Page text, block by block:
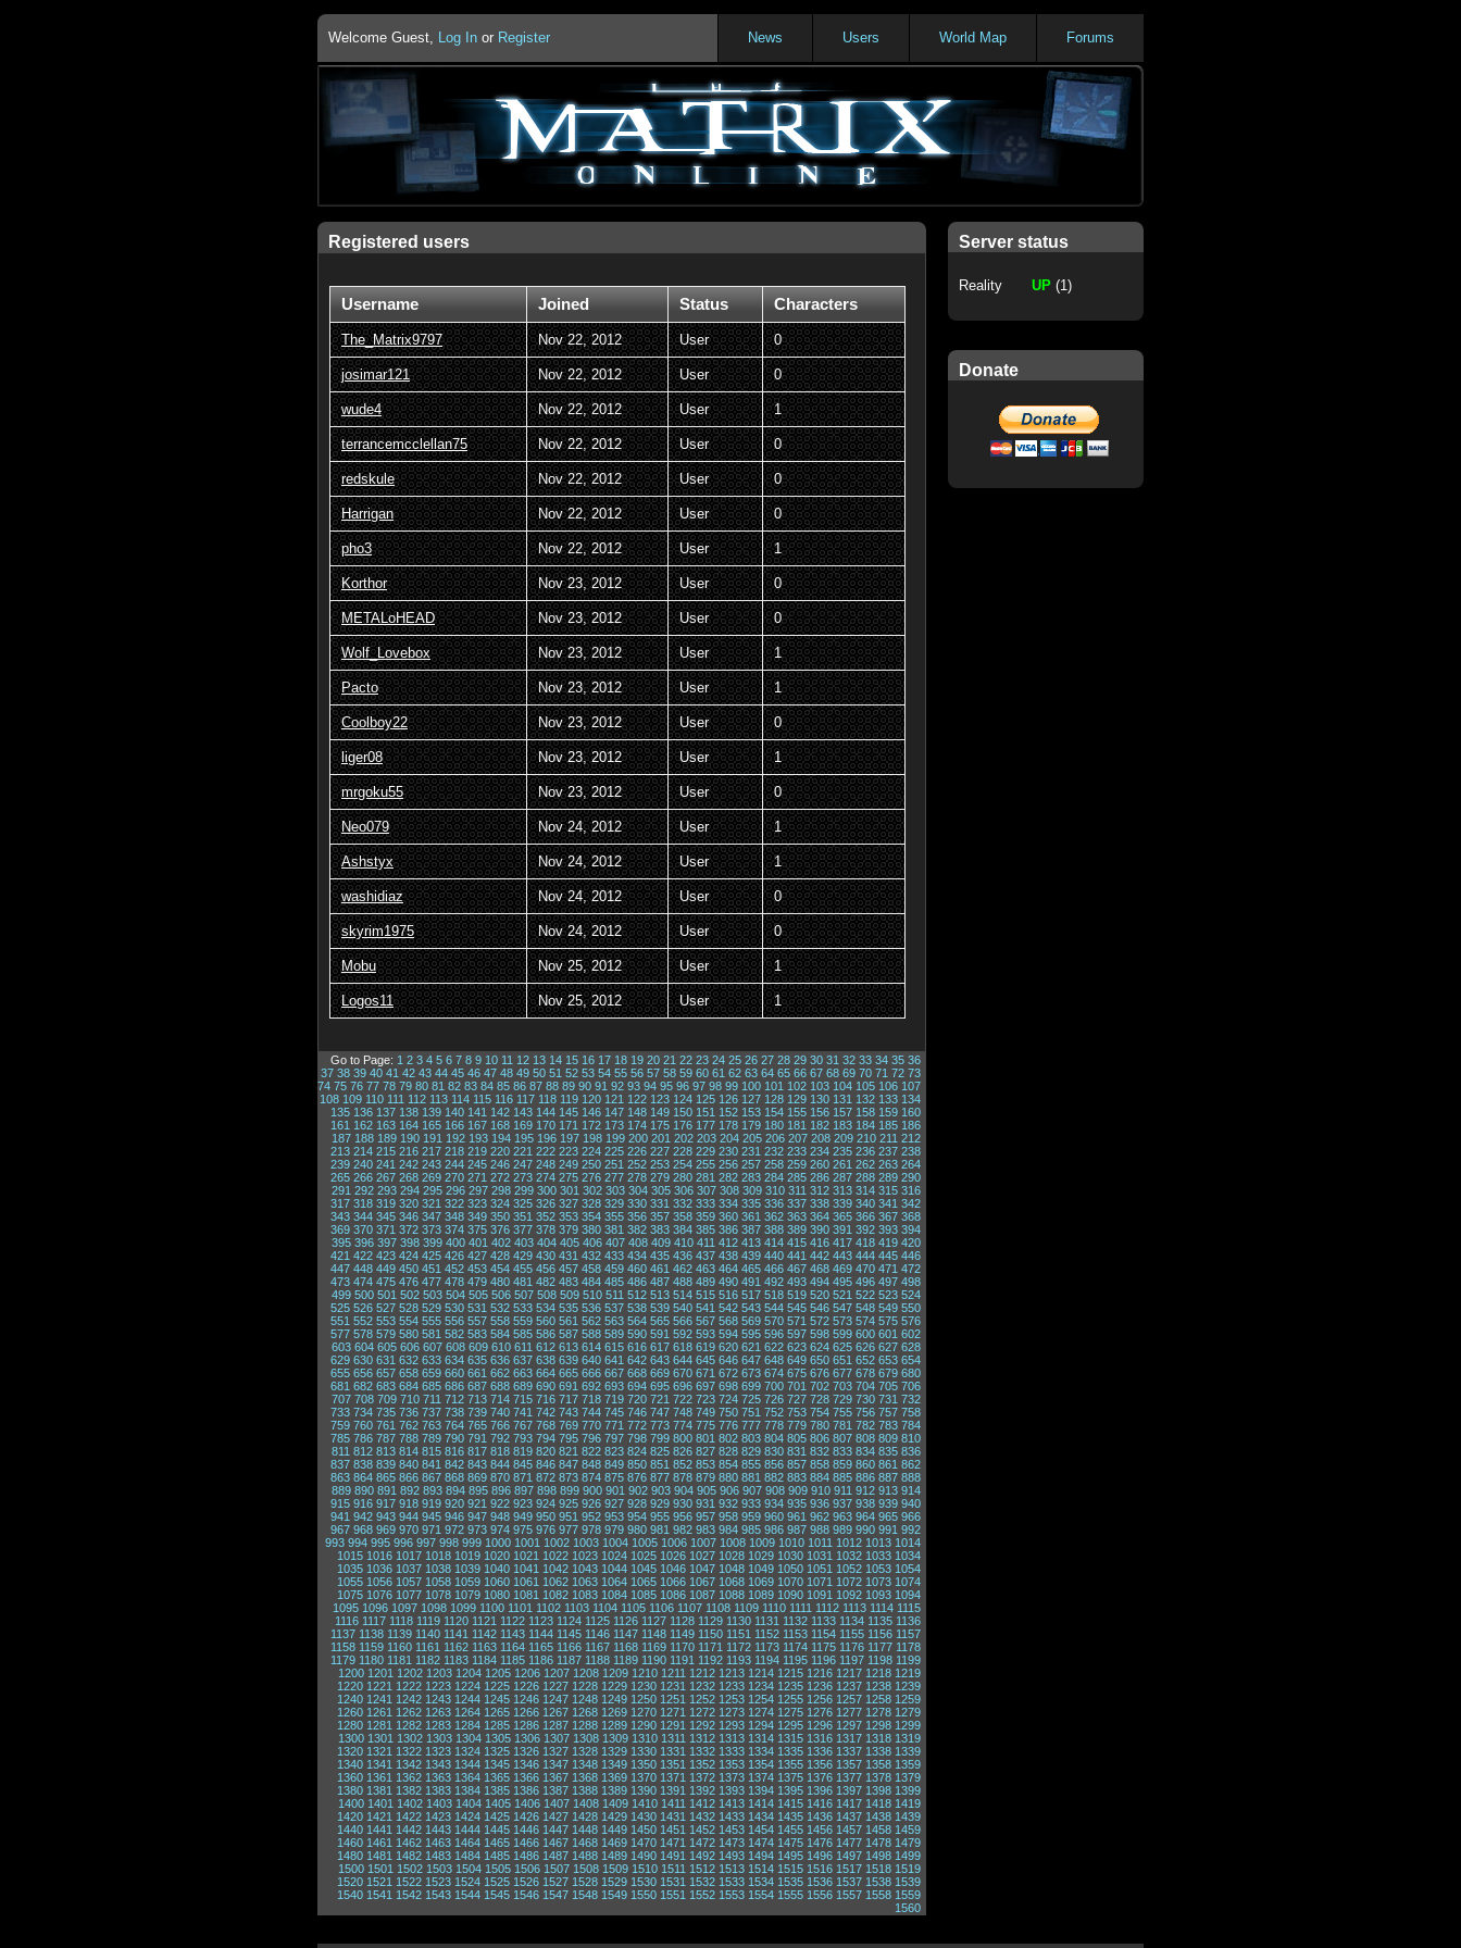
Welcome Guest, Log In or Register Forums
World Map
Users
News
Registered users
Username Joined Status Characters
The_Matrix9797 Nov 22, 2012 User 0
josimar121 Nov 22, 2012 User 0
wude4 Nov 22, 2012 User 1
terrancemcclellan75 Nov 22, 2012 User 0
redskule Nov 22, 2012 User 0
Harrigan Nov 22, 2012 User 0
pho3 Nov 22, 2012 User 1
Korthor Nov 23, 2012 User 0
METALoHEAD Nov 23, 2012 User 0
Wolf_Lovebox Nov 23, 2012 User 1
Pacto Nov 23, 2012 User 1
Coolboy22 Nov 23, 2012 User 0
liger08 Nov 23, 2012 User 1
mrgoku55 Nov 23, 2012 User 0
Neo079 Nov 24, 2012 User 1
Ashstyx Nov 24, 2012 User 1
washidiaz Nov 24, 2012 User 0
skyrim1975 Nov 24, 2012 User 0
Mobu Nov 25, 2012 User 1
Logos11 Nov 25, 2012 User 1
Go to Page: 1 2 3 4 5 6 7 8 9 10 11 12 13 14 15 16 17 18 19 20 21 22 23 24 25 26 27 28 29 30 31 32 33 34 35 36
37 38 39 40 41 42 43 44 45 46 47 48 49 50 51 52 53 54 55 56 57 58 59 60 61 62 63 64 65 66 67 68 69 70 71 72 73
74 75 76 77 78 79 80 81 82 83 84 85 86 87 88 89 90 91 92 93 94 95 96 97 98 99 100 101 102 103 104 105 106 107
108 109 110 111 112 113 114 115 116 117 118 119 120 121 122 123 124 125 126 127 128 129 130 131 132 133 134
135 136 137 138 139 140 141 142 143 144 145 146 147 148 149 150 151 152 153 154 155 156 157 158 159 160
161 162 163 164 165 166 167 168 169 170 171 172 173 174 175 176 177 178 179 180 181 182 183 184 185 186
187 188 189 190 191 192 193 194 195 196 197 198 199 200 201 202 203 204 205 206 207 208 209 210 211 212
213 214 215 216 217 218 219 220 221 222 223 224 225 226 227 228 229 230 231 232 233 234 235 236 237 238
239 240 241 242 243 244 245 246 247 248 249 250 251 252 253 254 255 256 257 258 259 260 261 262 263 264
265 266 267 268 269 270 271 272 273 274 275 276 277 278 279 280 281 282 283 284 285 286 287 288 289 290
291 292 293 294 295 296 297 298 299 300 301 302 303 304 305 306 307 308 309 310 311 312 313 314 315 316
317 318 319 320 321 322 323 324 325 326 327 328 329 330 331 332 333 334 335 336 337 338 339 340 341 342
343 344 345 346 347 348 349 350 351 352 353 354 355 356 357 358 359 360 361 362 363 364 365 366 367 368
369 370 371 372 373 374 375 376 377 378 379 380 381 382 383 384 385 386 387 388 389 390 391 392 393 394
395 396 397 398 399 400 401 402 403 404 405 406 407 408 409 410 411 412 413 414 415 416 417 418 419 420
421 422 423 424 425 426 427 428 429 430 431 432 433 434 435 436 437 438 439 440 441 442 443 444 445 446
447 448 449 450 451 452 453 454 455 456 457 458 459 460 461 462 463 464 465 466 467 468 469 470 471 472
473 474 475 476 477 478 479 480 481 482 483 484 485 486 487 488 489 490 491 492 493 494 495 496 497 498
499 500 501 502 503 504 505 506 507 508 509 510 511 512 513 514 515 516 517 518 519 520 521 522 523 524
525 526 527 528 529 530 531 532 533 534 535 536 537 538 539 540 541 542 543 544 545 546 547 548 549 550
551 552 553 554 555 556 557 558 559 560 561 562 563 564 565 566 567 568 569 570 571 572 573 574 575 576
577 578 579 580 581 582 583 584 585 586 587 588 589 590 591 592 593 594 595 596 597 598 599 600 601 602
603 604 605 606 607 608 609 610 611 612 613 614 615 616 617 618 619 620 621 622 623 624 625 626 627 628
629 630 631 632 633 634 635 636 637 638 639 640 641 642 643 644 645 646 647 648 649 650 651 652 653 654
655 656 657 658 659 660 661 662 663 664 665 666 667 668 669 670 671 672 673 674 675 676 677 678 679 680
681 682 683 684 685 686 687 688 689 690 691 692 693 694 695 696 697 698 699 700 701 702 703 704 705 706
707 708 709 710 711 712 713 714 715 716 717 718 719 720 721 722 723 724 725 726 727 728 729 730 731 732
733 734 735 736 737 738 739 740 741 742 743 744 745 746 747 748 749 750 751 752 753 754 755 756 757 758
759 760 761 762 763 764 765 766 767 768 769 770 771 772 773 774 775 776 777 778 779 780 781 782 783 784
785 786 787 788 789 790 791 792 793 794 795 796 797 798 799 800 801 802 803 804 805 806 807 808 809 810
811 812 813 814 815 816 817 818 819 820 821 822 823 824 825 826 827 828 829 830 831 832 833 834 835 836
837 838 839 840 841 842 843 844 845 846 847 848 849 850 851 852 853 854 855 856 857 858 859 860 861 862
863 864 865 866 867 868 869 870 871 872 873 874 875 876 877 878 879 880 881 882 883 884 885 886 887 888
889 890 891 892 893 894 895 896 897 898 899 900 901 902 903 904 905 906 907 908 909 910 911 912 913 914
915 916 917 918 919 920 921 922 923 924 925 926 927 928 929 930 931 932 933 934 935 936 937 938 939 940
941 942 943 944 945 946 947 948 949 950 951 952 953 954 955 956 957 958 959 960 961 962 963 964 965 966
967 968 969 970 971 972 973 974 975 976 977 978 979 980 981 982 983 984 985 986 987 988 989 990 991 992
993 994 995 996 997 998 999 1000 1001 1002 1003 1004 1005 1006 1007 1008 1009 1010 1011 1012 1013 1014
1015 1016 1017 1018 1019 1020 1021 1022 1023 1024 1025 1026 1027 1028 1029 1030 1031 1032 1033 1034
1035 1036 1037 1038 1039 1040 1041 1042 1043 1044 1045 1046 1047 1048 1049 1050 1051 1052 1053 1054
1055 1056 1057 1058 1059 1060 1061 1062 1063 1064 1065 1066 1067 1068 1069 1070 1071 1072 1073 1074
1075 1076 1077 1078 1079 1080 1081 1082 1083 1084 1085 1086 1087 1088 1089 1090 1091 1092 1093 1094
1095 1096 1097 1098 1099 1100 1101 1102 1103 1104 1105 1106 1107 1108 1109 1110 1111 1112 1113 1114 1115
1116 1117 1118 1119 1120 1121 1122 1123 1124 1125 1126 1127 1128 1129 1130 1131 1132 1133 1134 1135 1136
1137 1138 1139 1140 1141 1142 1143 1144 1145 1146 1147 1148 1149 1150 1151 1152 1153 1154 1155 1156 1157
1158 1159 1160 1161 1162 1163 1164 1165 1166 1167 1168 1169 1170 1171 1172 1173 1174 1175 1176 1177 1178
1179 1180 1181 1182 1183 1184 1185 1186 1187 1188 1189 1190 1191 1192 1193 1194 1195 1196 1197 1198 1199
1200 1201 1202 1203 1204 1205 1206 1207 1208 1209 1210 1211 1212 1213 1214 1215 1216 1217 1218 1219
1220 1221 1222 1223 1224 1225 1226 1227 1228 1229 1230 1231 1232 1233 1234 1235 1236 1237 1238 1239
1240 1241 1242 1243 1244 1245 1246 1247 1248 1249 1250 1251 1252 1253 1254 1255 1256 1257 1258 1259
1260 1261 1262 1263 1264 1265 1266 1267 1268 1269 1270 1271 1272 1273 1274 1275 1276 1277 1278 1279
1280 1281 1282 1283 1284 1285 1286 1287 1288 1289 1290 1291 1292 1293 1294 1295 1296 1297 1298 1299
1300 1301 1302 1303 1304 1305 1306 1307 1308 1309 1310 1311 1312 1313 1314 1315 1316 1317 1318 1319
1320 1321 1322 1323 1324 1325 1326 1327 1328 1329 1330 1331 1332 1333 1334 1335 1336 1337 1338 1339
1340 1341 1342 1343 1344 1345 1346 1347 1348 1349 1350 1351 1352 1353 1354 1355 1356 1357 1358 1359
1360 1361 1362 1363 1364 1365 1366 1367 1368 1369 1370 1371 1372 1373 1374 1375 1376 1377 1378 1379
1380 1381 1382 1383 1384 1385 1386 1387 1388 1389 1390 1391 1392 1393 1394 1395 1396 1397 1398 1399
1400 1401 1402 1403 1404 1405 1406 1407 1408 1409 1410 1411 1412 1413 1414 1415 1416 1417 1418 1419
1420 1421 1422 1423 1424 1425 1426 1427 1428 1429 1430 1431 1432 1433 1434 1435 1436 1437 1438 1439
1440 1441 1442 1443 1444 1445 1446 1447 1448 1449 1450 1451 1452 1453 1454 1455 1456 1457 1458 1459
1460 1461 1462 1463 1464 1465 1466 1467 1468 1469 1470 1471 1472 1473 1474 1475 1476 1477 1478 1479
1480 1481 1482 1483 1484 1485 1486 1487 1488 1489 1490 1491 1492 1493 1494 1495 1496 1497 1498 1499
1500 1501 1502 1503 1504 1505 1506 1507 1508 1509 1510 1511 1512 1513 1514 1515 1516 1517 1518 1519
1520 1521 1522 1523 1524 1525 1526 1527 1528 1529 1530 1531 1532 1533 1534 1535 1536 1537 1538 1539
1540 1541 1542 1543 1544 1545 1546 1547 1548 1549 1550 1551 1552 1553 1554 1555 1556 1557 1558 1559
1560
Server status
Reality UP(1)
Donate